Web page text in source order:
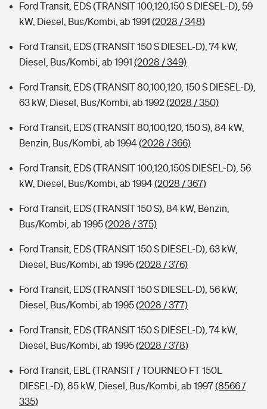
Ford Transit, EDS (TRANSIT 100,120,150 S DIESEL-D), 59
kW, Diesel, Bus/Kombi, ab 1991 (2028 / 348)
Ford Transit, EDS (TRANSIT 150 S DIESEL-D), 74 kW,
Diesel, Bus/Kombi, ab 1991 (2028 / 349)
Ford Transit, EDS (TRANSIT 80,100,120, 150 S DIESEL-D),
63 kW, Diesel, Bus/Kombi, ab 1992(2028 / 350)
Ford Transit, EDS (TRANSIT 80,100,120, 150 S), 84 kW,
Benzin, Bus/Kombi, ab 1994(2028 / 366)
Ford Transit, EDS (TRANSIT 100,120,150S DIESEL-D), 56
kW, Diesel, Bus/Kombi, ab 1994(2028 / 367)
Ford Transit, EDS (TRANSIT 150 S), 84 kW, Benzin,
Bus/Kombi, ab 1995(2028 / 375)
Ford Transit, EDS (TRANSIT 150 S DIESEL-D), 63 kW,
Diesel, Bus/Kombi, ab 1995(2028 / 376)
Ford Transit, EDS (TRANSIT 150 S DIESEL-D), 56 kW,
Diesel, Bus/Kombi, ab 1995(2028 / 377)
Ford Transit, EDS (TRANSIT 150 S DIESEL-D), 74 kW,
Diesel, Bus/Kombi, ab 1995(2028 / 378)
Ford Transit, EBL (TRANSIT / TOURNEO FT 150L
DIESEL-D), 85 kW, Diesel, Bus/Kombi, ab 1997(8566 /
335)